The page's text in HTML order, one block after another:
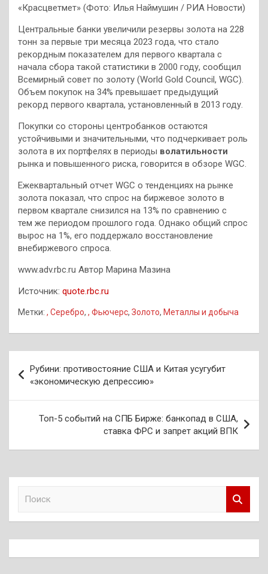
«Красцветмет» (Фото: Илья Наймушин / РИА Новости)
Центральные банки увеличили резервы золота на 228
тонн за первые три месяца 2023 года, что стало
рекордным показателем для первого квартала с
начала сбора такой статистики в 2000 году, сообщил
Всемирный совет по золоту (World Gold Council, WGC).
Объем покупок на 34% превышает предыдущий
рекорд первого квартала, установленный в 2013 году.
Покупки со стороны центробанков остаются
устойчивыми и значительными, что подчеркивает роль
золота в их портфелях в периоды волатильности
рынка и повышенного риска, говорится в обзоре WGC.
Ежеквартальный отчет WGC о тенденциях на рынке
золота показал, что спрос на биржевое золото в
первом квартале снизился на 13% по сравнению с
тем же периодом прошлого года. Однако общий спрос
вырос на 1%, его поддержало восстановление
внебиржевого спроса.
www.adv.rbc.ru Автор Марина Мазина
Источник: quote.rbc.ru
Метки: , Серебро, , Фьючерс, Золото, Металлы и добыча
по
записям
Рубини: противостояние США и Китая усугубит
«экономическую депрессию»
Топ-5 событий на СПБ Бирже: банкопад в США,
ставка ФРС и запрет акций ВПК
к